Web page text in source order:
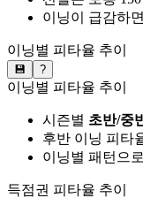
이닝이 급감하
이닝별 피타율 추이
💾 ?
이닝별 피타율 추이
시즌별 초반/중
후반 이닝 피타
이닝별 패턴으
득점권 피타율 추이